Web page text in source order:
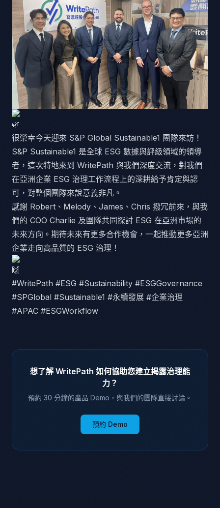
很榮幸今天迎來 S&P Global Sustainable1 團隊來訪！
S&P Sustainable1 是全球 ESG 數據與評級領域的領導
者，這次特地來到 WritePath 與我們深度交流，對我們
在亞洲企業 ESG 治理工作流程上的深耕給予肯定與認
可，對整個團隊來說意義非凡。
感謝 Robert、Melody、James、Chris 撥冗前來，與我
們的 COO Charlie 及團隊共同探討 ESG 在亞洲市場的
未來方向。期待未來有更多合作機會，一起推動更多亞洲
企業走向高品質的 ESG 治理！
#WritePath #ESG #Sustainability #ESGGovernance
#SPGlobal #Sustainable1 #永續發展 #企業治理
#APAC #ESGWorkflow
想了解 WritePath 如何協助您建立揭露治理能
力？
預約 30 分鐘的產品 Demo，與我們的團隊直接討論。
預約 Demo